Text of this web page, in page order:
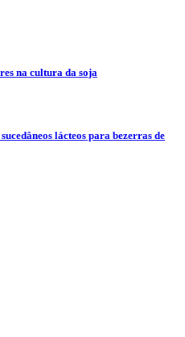
na cultura da soja
lácteos para bezerras de